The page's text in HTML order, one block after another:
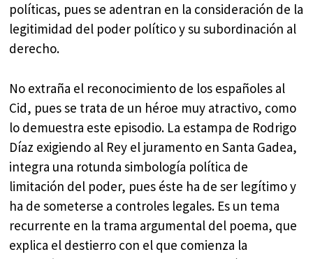
políticas, pues se adentran en la consideración de la
legitimidad del poder político y su subordinación al
derecho.
No extraña el reconocimiento de los españoles al
Cid, pues se trata de un héroe muy atractivo, como
lo demuestra este episodio. La estampa de Rodrigo
Díaz exigiendo al Rey el juramento en Santa Gadea,
integra una rotunda simbología política de
limitación del poder, pues éste ha de ser legítimo y
ha de someterse a controles legales. Es un tema
recurrente en la trama argumental del poema, que
explica el destierro con el que comienza la